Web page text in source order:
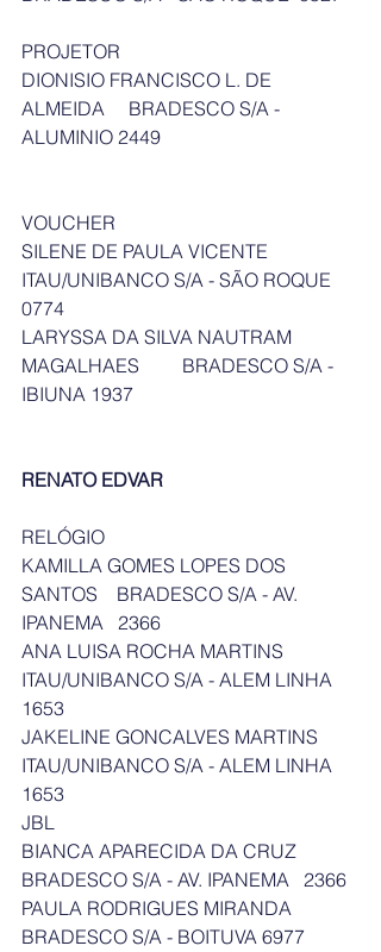
PROJETOR
DIONISIO FRANCISCO L. DE
ALMEIDA     BRADESCO S/A -
ALUMINIO 2449
VOUCHER
SILENE DE PAULA VICENTE
ITAU/UNIBANCO S/A - SÃO ROQUE
0774
LARYSSA DA SILVA NAUTRAM
MAGALHAES         BRADESCO S/A -
IBIUNA 1937
RENATO EDVAR
RELÓGIO
KAMILLA GOMES LOPES DOS
SANTOS    BRADESCO S/A - AV.
IPANEMA   2366
ANA LUISA ROCHA MARTINS
ITAU/UNIBANCO S/A - ALEM LINHA
1653
JAKELINE GONCALVES MARTINS
ITAU/UNIBANCO S/A - ALEM LINHA
1653
JBL
BIANCA APARECIDA DA CRUZ
BRADESCO S/A - AV. IPANEMA   2366
PAULA RODRIGUES MIRANDA
BRADESCO S/A - BOITUVA 6977